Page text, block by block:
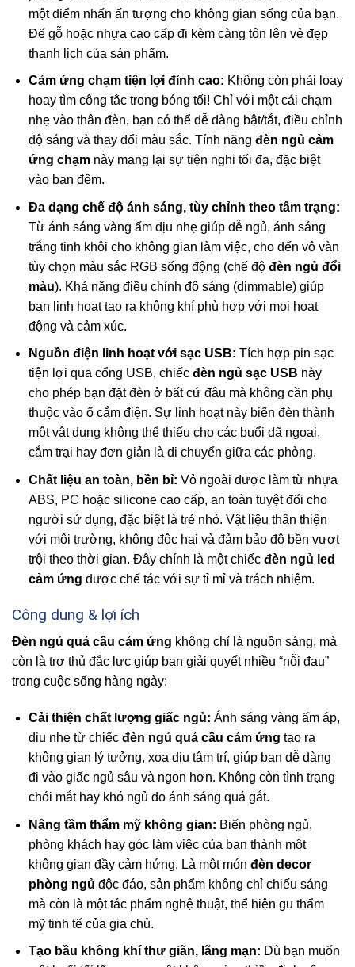
một điểm nhấn ấn tượng cho không gian sống của bạn.
Đế gỗ hoặc nhựa cao cấp đi kèm càng tôn lên vẻ đẹp
thanh lịch của sản phẩm.
Cảm ứng chạm tiện lợi đỉnh cao: Không còn phải loay
hoay tìm công tắc trong bóng tối! Chỉ với một cái chạm
nhẹ vào thân đèn, bạn có thể dễ dàng bật/tắt, điều chỉnh
độ sáng và thay đổi màu sắc. Tính năng đèn ngủ cảm
ứng chạmnày mang lại sự tiện nghi tối đa, đặc biệt
vào ban đêm.
Đa dạng chế độ ánh sáng, tùy chỉnh theo tâm trạng:
Từ ánh sáng vàng ấm dịu nhẹ giúp dễ ngủ, ánh sáng
trắng tinh khôi cho không gian làm việc, cho đến vô vàn
tùy chọn màu sắc RGB sống động (chế độ đèn ngủ đổi
màu). Khả năng điều chỉnh độ sáng (dimmable) giúp
bạn linh hoạt tạo ra không khí phù hợp với mọi hoạt
động và cảm xúc.
Nguồn điện linh hoạt với sạc USB: Tích hợp pin sạc
tiện lợi qua cổng USB, chiếc đèn ngủ sạc USB này
cho phép bạn đặt đèn ở bất cứ đâu mà không cần phụ
thuộc vào ổ cắm điện. Sự linh hoạt này biến đèn thành
một vật dụng không thể thiếu cho các buổi dã ngoại,
cắm trại hay đơn giản là di chuyển giữa các phòng.
Chất liệu an toàn, bền bỉ: Vỏ ngoài được làm từ nhựa
ABS, PC hoặc silicone cao cấp, an toàn tuyệt đối cho
người sử dụng, đặc biệt là trẻ nhỏ. Vật liệu thân thiện
với môi trường, không độc hại và đảm bảo độ bền vượt
trội theo thời gian. Đây chính là một chiếc đèn ngủ led
cảm ứng được chế tác với sự tỉ mỉ và trách nhiệm.
Công dụng & lợi ích
Đèn ngủ quả cầu cảm ứng không chỉ là nguồn sáng, mà
còn là trợ thủ đắc lực giúp bạn giải quyết nhiều “nỗi đau”
trong cuộc sống hàng ngày:
Cải thiện chất lượng giấc ngủ: Ánh sáng vàng ấm áp,
dịu nhẹ từ chiếc đèn ngủ quả cầu cảm ứng tạo ra
không gian lý tưởng, xoa dịu tâm trí, giúp bạn dễ dàng
đi vào giấc ngủ sâu và ngon hơn. Không còn tình trạng
chói mắt hay khó ngủ do ánh sáng quá gắt.
Nâng tầm thẩm mỹ không gian: Biến phòng ngủ,
phòng khách hay góc làm việc của bạn thành một
không gian đầy cảm hứng. Là một món đèn decor
phòng ngủ độc đáo, sản phẩm không chỉ chiếu sáng
mà còn là một tác phẩm nghệ thuật, thể hiện gu thẩm
mỹ tinh tế của gia chủ.
Tạo bầu không khí thư giãn, lãng mạn: Dù bạn muốn